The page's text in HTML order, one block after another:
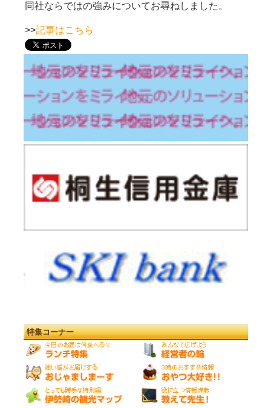
同社ならではの強みについてお尋ねしました。
>>記事はこちら
特集コーナー